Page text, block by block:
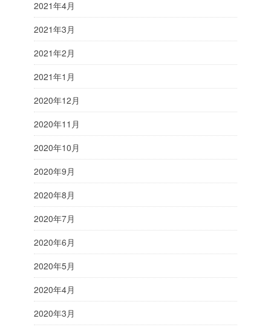
2021年4月
2021年3月
2021年2月
2021年1月
2020年12月
2020年11月
2020年10月
2020年9月
2020年8月
2020年7月
2020年6月
2020年5月
2020年4月
2020年3月